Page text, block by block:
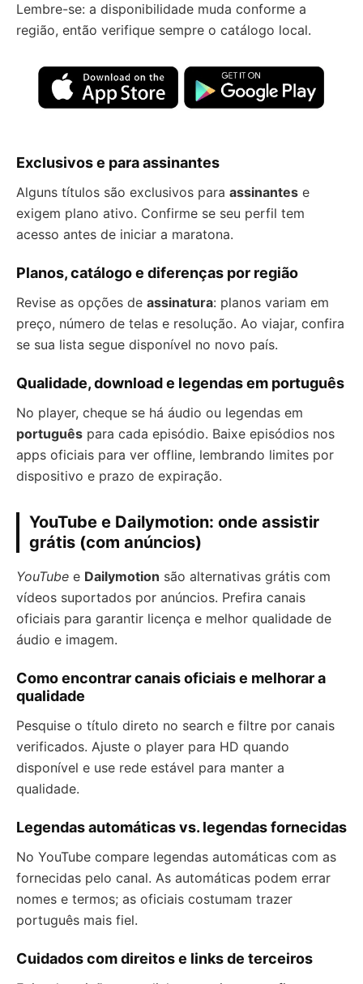
Lembre-se: a disponibilidade muda conforme a
região, então verifique sempre o catálogo local.
Exclusivos e para assinantes
Alguns títulos são exclusivos para assinantes e
exigem plano ativo. Confirme se seu perfil tem
acesso antes de iniciar a maratona.
Planos, catálogo e diferenças por região
Revise as opções de assinatura: planos variam em
preço, número de telas e resolução. Ao viajar, confira
se sua lista segue disponível no novo país.
Qualidade, download e legendas em português
No player, cheque se há áudio ou legendas em
português para cada episódio. Baixe episódios nos
apps oficiais para ver offline, lembrando limites por
dispositivo e prazo de expiração.
YouTube e Dailymotion: onde assistir
grátis (com anúncios)
YouTube e Dailymotion são alternativas grátis com
vídeos suportados por anúncios. Prefira canais
oficiais para garantir licença e melhor qualidade de
áudio e imagem.
Como encontrar canais oficiais e melhorar a
qualidade
Pesquise o título direto no search e filtre por canais
verificados. Ajuste o player para HD quando
disponível e use rede estável para manter a
qualidade.
Legendas automáticas vs. legendas fornecidas
No YouTube compare legendas automáticas com as
fornecidas pelo canal. As automáticas podem errar
nomes e termos; as oficiais costumam trazer
português mais fiel.
Cuidados com direitos e links de terceiros